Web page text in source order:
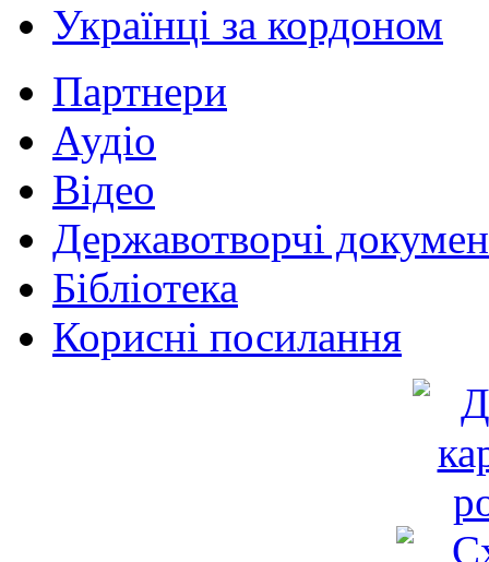
Українці за кордоном
Партнери
Аудіо
Відео
Державотворчі
Бібліотека
Корисні посилання